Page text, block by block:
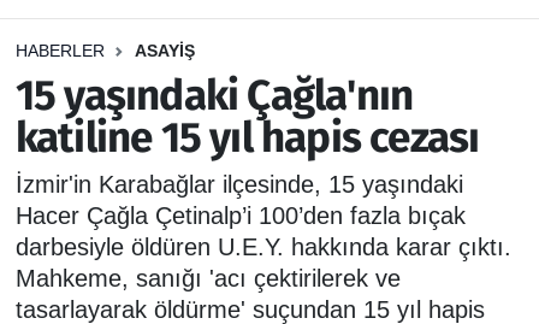
HABERLER ASAYİŞ
15 yaşındaki Çağla'nın
katiline 15 yıl hapis cezası
İzmir'in Karabağlar ilçesinde, 15 yaşındaki
Hacer Çağla Çetinalp’i 100’den fazla bıçak
darbesiyle öldüren U.E.Y. hakkında karar çıktı.
Mahkeme, sanığı 'acı çektirilerek ve
tasarlayarak öldürme' suçundan 15 yıl hapis
DEPREM
GENEL
EKONOMİ
SİYASET
SPOR
İzmir Namaz Vakitleri
İzmir Trafik Yoğunluk Haritası
Puan Durumu ve Fikstür
Tüm Manşetler
Son Dakika Haberleri